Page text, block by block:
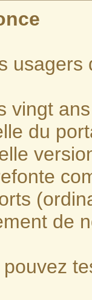
usagers
vingt
du
de
pouvez